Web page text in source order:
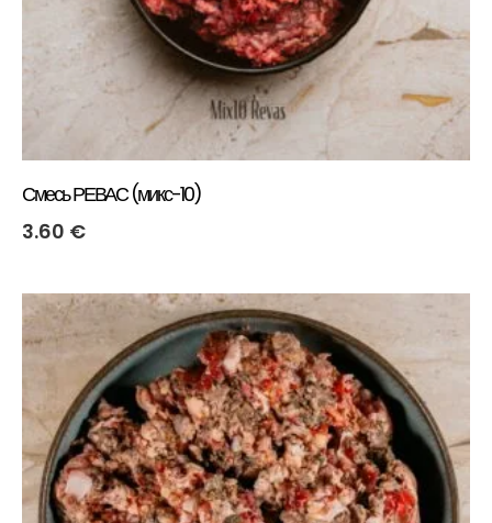
Смесь РЕВАС (микс-10)
3.60 €